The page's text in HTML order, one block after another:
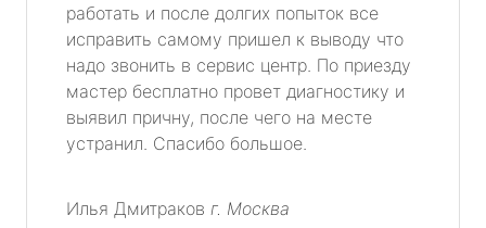
работать и после долгих попыток все
исправить самому пришел к выводу что
надо звонить в сервис центр. По приезду
мастер бесплатно провет диагностику и
выявил причну, после чего на месте
устранил. Спасибо большое.
Илья Дмитраков г. Москва